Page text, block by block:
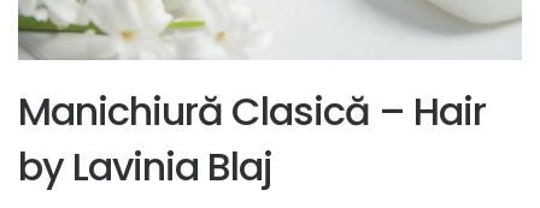
Manichiură Clasică – Hair
by Lavinia Blaj